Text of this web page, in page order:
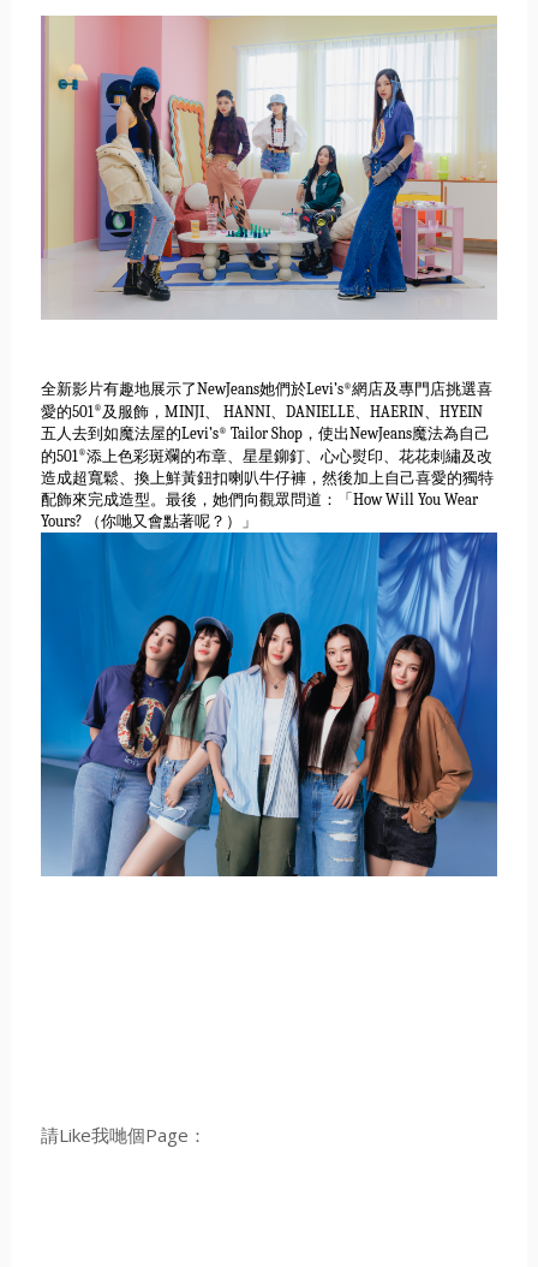
全新影片有趣地展示了NewJeans她們於Levi’s®網店及專門店挑選喜
愛的501® 及服飾，MINJI、 HANNI、DANIELLE、HAERIN、HYEIN
五人去到如魔法屋的Levi’s® Tailor Shop，使出NewJeans魔法為自己
的501®添上色彩斑斕的布章、星星鉚釘、心心熨印、花花刺繡及改
造成超寬鬆、 換上鮮黃鈕扣喇叭牛仔褲， 然後加上自己喜愛的獨特
配飾來完成造型。最後，她們向觀眾問道：
「How Will You Wear
Yours? （你哋又會點著呢？）」
請Like我哋個Page：